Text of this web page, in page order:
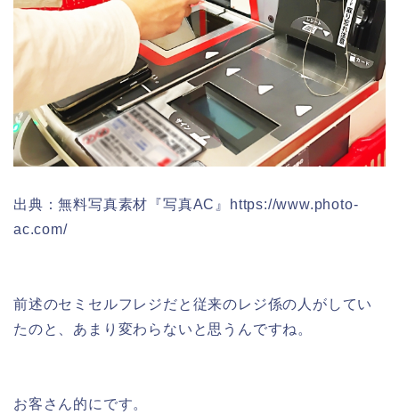
出典：無料写真素材『写真AC』https://www.photo-
ac.com/
前述のセミセルフレジだと従来のレジ係の人がしてい
たのと、あまり変わらないと思うんですね。
お客さん的にです。